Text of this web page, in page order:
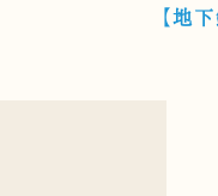
【地